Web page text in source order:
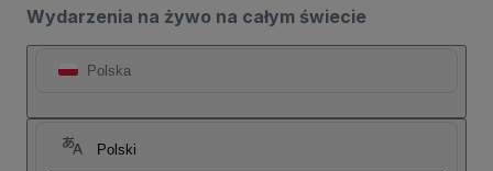
Wydarzenia na żywo na całym świecie
Polska
Polski